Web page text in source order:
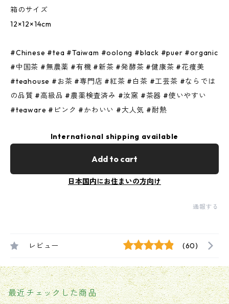
箱のサイズ
12×12×14cm
#Chinese #tea #Taiwam #oolong #black #puer #organic
#中国茶 #無農薬 #有機 #新茶 #発酵茶 #健康茶 #花痩美
#teahouse #お茶 #専門店 #紅茶 #白茶 #工芸茶 #ならでは
の品質 #高級品 #農薬検査済み #汝窯 #茶器 #使いやすい
#teaware #ピンク #かわいい #大人気 #耐熱
International shipping available
Add to cart
日本国内にお住まいの方向け
通報する
レビュー (60)
最近チェックした商品